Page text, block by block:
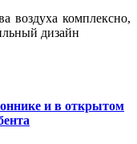
воздуха комплексно,
дизайн
и в открытом